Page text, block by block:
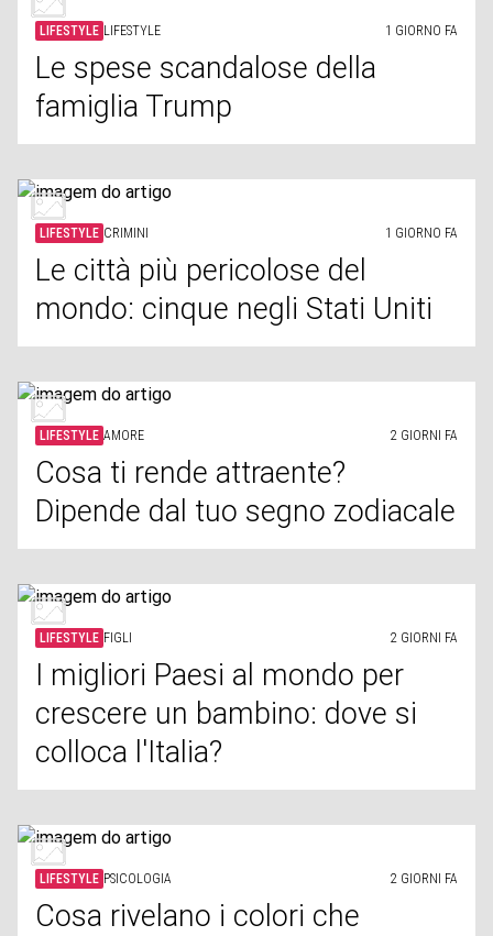
LIFESTYLE LIFESTYLE 1 GIORNO FA
Le spese scandalose della
famiglia Trump
LIFESTYLE CRIMINI 1 GIORNO FA
Le città più pericolose del
mondo: cinque negli Stati Uniti
LIFESTYLE AMORE 2 GIORNI FA
Cosa ti rende attraente?
Dipende dal tuo segno zodiacale
LIFESTYLE FIGLI 2 GIORNI FA
I migliori Paesi al mondo per
crescere un bambino: dove si
colloca l'Italia?
LIFESTYLE PSICOLOGIA 2 GIORNI FA
Cosa rivelano i colori che